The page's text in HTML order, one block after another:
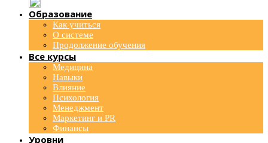
Образование
Как учиться
О системе
Продолжение обучения
Все курсы
Медицина
Навыки
Влияние
Психология
Менеджмент
Маркетинг и PR
Финансы
Уровни